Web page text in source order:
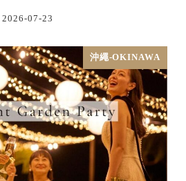
2026-07-23
沖繩-OKINAWA